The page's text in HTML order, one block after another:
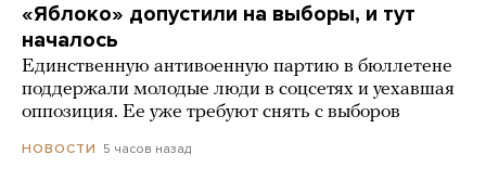
«Яблоко» допустили на выборы, и тут
началось
Единственную антивоенную партию в бюллетене
поддержали молодые люди в соцсетях и уехавшая
оппозиция. Ее уже требуют снять с выборов
НОВОСТИ 5 часов назад